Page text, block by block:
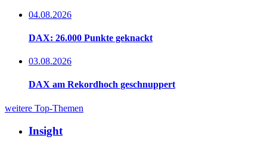
04.08.2026
DAX: 26.000 Punkte geknackt
03.08.2026
DAX am Rekordhoch geschnuppert
weitere Top-Themen
Insight